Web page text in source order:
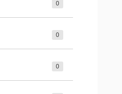
0
0
0